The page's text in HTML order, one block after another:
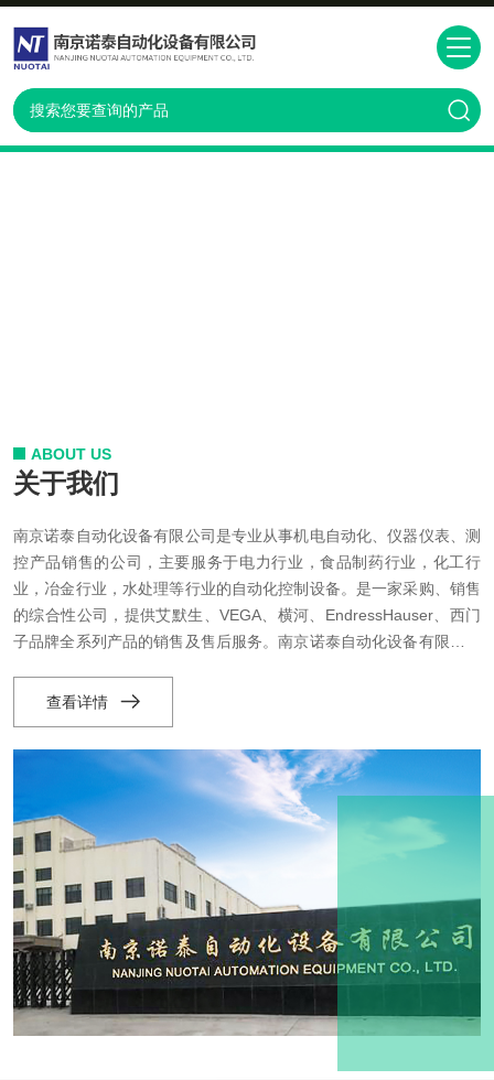
ABOUT US
关于我们
南京诺泰自动化设备有限公司是专业从事机电自动化、仪器仪表、测
控产品销售的公司，主要服务于电力行业，食品制药行业，化工行
业，冶金行业，水处理等行业的自动化控制设备。是一家采购、销售
的综合性公司，提供艾默生、VEGA、横河、EndressHauser、西门
子品牌全系列产品的销售及售后服务。南京诺泰自动化设备有限公司
大型企业的供应商，我司从厂家直接进货，无任何中间环节，自己控
题，得到...
查看详情